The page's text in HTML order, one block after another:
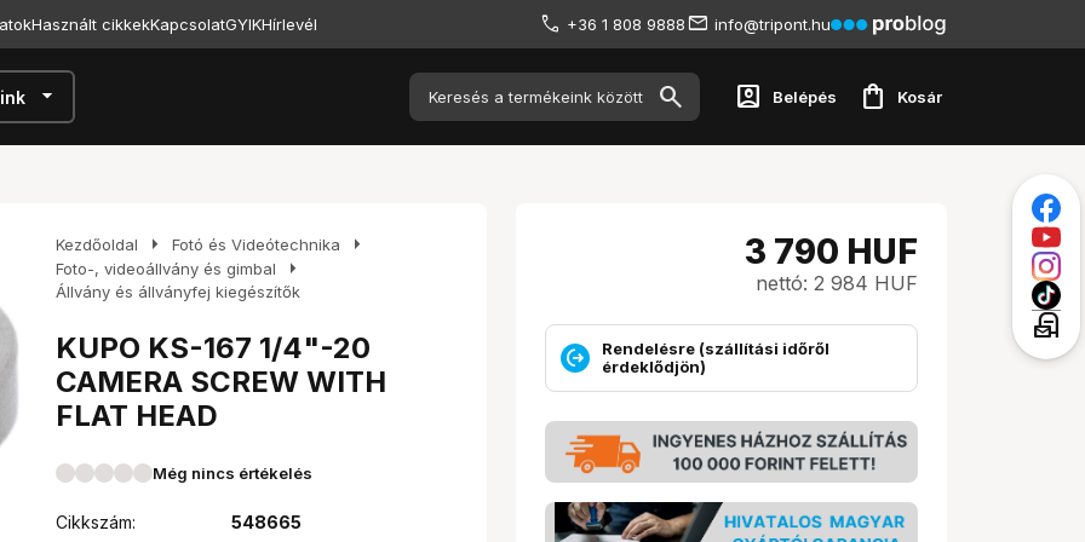
Használt cikkekKapcsolatGYIKHírlevél +36 1 808 9888 info@tripont.hu
arrow_drop_down account_box Belépés shopping_bag Kosár
Kezdőoldal arrow_right Fotó és Videótechnika arrow_right
Foto-, videoállvány és gimbal arrow_right
Állvány és állványfej kiegészítők
KUPO KS-167 1/4"-20
CAMERA SCREW WITH
FLAT HEAD
Még nincs értékelés
Cikkszám:
548665
3 790 HUF
nettó: 2 984 HUF
Rendelésre (szállítási időről
érdeklődjön)
local_post_office